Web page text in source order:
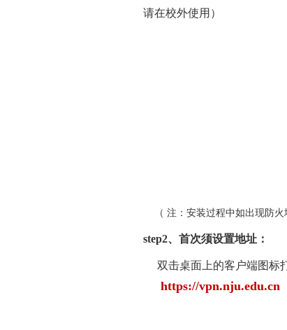
请在校外使用）
（ 注：安装过程中如出现防火
step2、首次须设置地址：
双击桌面上的客户端图标
https://vpn.nju.edu.cn